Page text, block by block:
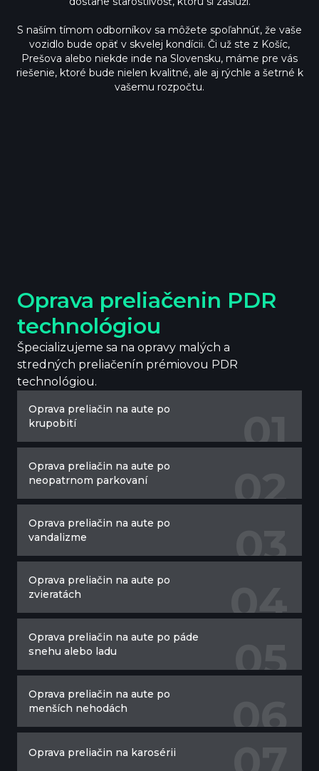
S naším tímom odborníkov sa môžete spoľahnúť, že vaše
vozidlo bude opäť v skvelej kondícii. Či už ste z Košíc,
Prešova alebo niekde inde na Slovensku, máme pre vás
riešenie, ktoré bude nielen kvalitné, ale aj rýchle a šetrné k
vašemu rozpočtu.
Oprava preliačenin PDR
technológiou
Špecializujeme sa na opravy malých a
stredných preliačenín prémiovou PDR
technológiou.
Oprava preliačin na aute po
krupobití
01
Oprava preliačin na aute po
neopatrnom parkovaní
02
Oprava preliačin na aute po
vandalizme
03
Oprava preliačin na aute po
zvieratách
04
Oprava preliačin na aute po páde
snehu alebo ladu
05
Oprava preliačin na aute po
menších nehodách
06
Oprava preliačin na karosérii